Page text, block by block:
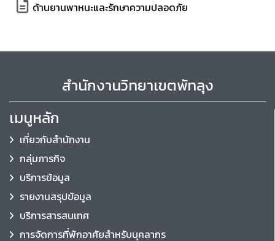
ด้านยานพาหนะและรักษาความปลอดภัย
สำนักงานวิทยาเขตพัทลุง
เมนูหลัก
เกี่ยวกับสำนักงาน
กลุ่มภารกิจ
บริการข้อมูล
รายงานสรุปข้อมูล
บริการสารสนเทศ
การจัดการที่พักอาศัยสำหรับบุคลากร